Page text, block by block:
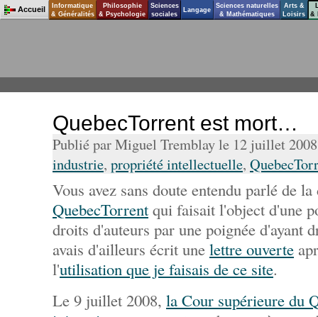
QuebecTorrent est mort…
Publié par Miguel Tremblay le 12 juillet
industrie, propriété intellectuelle,
Vous avez sans doute entendu parlé de
QuebecTorrentqui faisait l'object d'une
droits d'auteurs par une poignée d'ayant
avais d'ailleurs écrit une lettre ouverte
l'utilisation que je faisais de ce site.
Le 9 juillet 2008, la Cour supérieure du
Accueil
Informatique
& Généralités
Philosophie
& Psychologie
Sciences
sociales
Langage
Sciences naturelles
& Mathématiques
Arts &
Loisirs
&